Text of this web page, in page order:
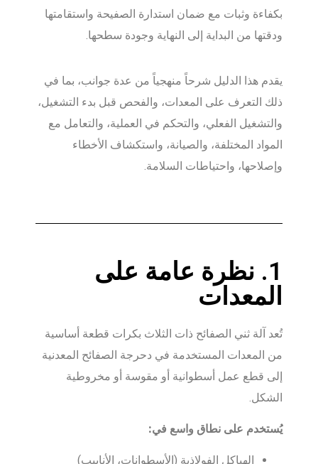
بكفاءة وثبات مع ضمان استدارة الصفيحة واستقامتها
ودقتها من البداية إلى النهاية وجودة سطحها.
يقدم هذا الدليل شرحاً منهجياً من عدة جوانب، بما في
ذلك التعرف على المعدات، والفحص قبل بدء التشغيل،
والتشغيل الفعلي، والتحكم في العملية، والتعامل مع
المواد المختلفة، والصيانة، واستكشاف الأخطاء
وإصلاحها، واحتياطات السلامة.
1. نظرة عامة على
المعدات
تُعد آلة ثني الصفائح ذات الثلاث بكرات قطعة أساسية
من المعدات المستخدمة في دحرجة الصفائح المعدنية
إلى قطع عمل أسطوانية أو مقوسة أو مخروطية
الشكل.
يُستخدم على نطاق واسع في:
الهياكل الفولاذية (الأسطوانات، الأنابيب)